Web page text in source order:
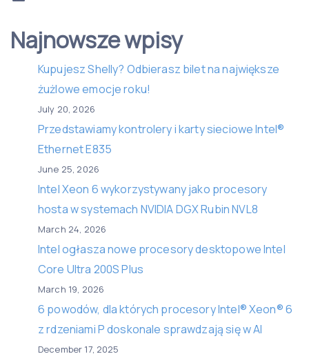
Najnowsze wpisy
Kupujesz Shelly? Odbierasz bilet na największe
żużlowe emocje roku!
July 20, 2026
Przedstawiamy kontrolery i karty sieciowe Intel®
Ethernet E835
June 25, 2026
Intel Xeon 6 wykorzystywany jako procesory
hosta w systemach NVIDIA DGX Rubin NVL8
March 24, 2026
Intel ogłasza nowe procesory desktopowe Intel
Core Ultra 200S Plus
March 19, 2026
6 powodów, dla których procesory Intel® Xeon® 6
z rdzeniami P doskonale sprawdzają się w AI
December 17, 2025